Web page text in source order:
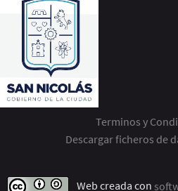
Terminos y
Descargar ficheros de
Web creada con